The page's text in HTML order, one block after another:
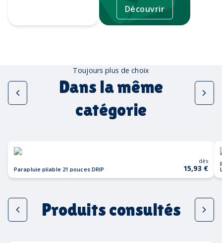
Découvrir
Toujours plus de choix
Dans la même
catégorie
Parapluie pliable 21 pouces DRIP
dès
15,93 €
Produits consultés